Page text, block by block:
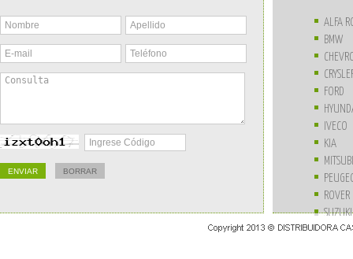
ALFA
BMW
FORD
IVECO
KIA
ROVER
SUZUKI